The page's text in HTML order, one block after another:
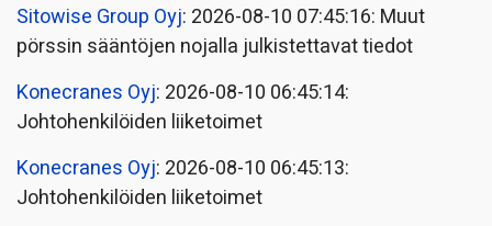
Sitowise Group Oyj: 2026-08-10 07:45:16: Muut
pörssin sääntöjen nojalla julkistettavat tiedot
Konecranes Oyj: 2026-08-10 06:45:14:
Johtohenkilöiden liiketoimet
Konecranes Oyj: 2026-08-10 06:45:13:
Johtohenkilöiden liiketoimet